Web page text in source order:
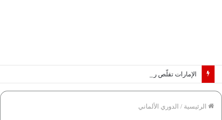
الرئيسية / الدوري الألماني